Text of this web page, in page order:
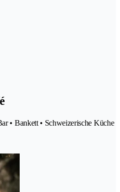
• Bankett • Schweizerische Küche